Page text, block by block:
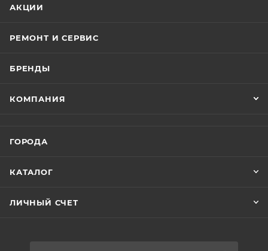
АКЦИИ
РЕМОНТ И СЕРВИС
БРЕНДЫ
КОМПАНИЯ
ГОРОДА
КАТАЛОГ
ЛИЧНЫЙ СЧЕТ